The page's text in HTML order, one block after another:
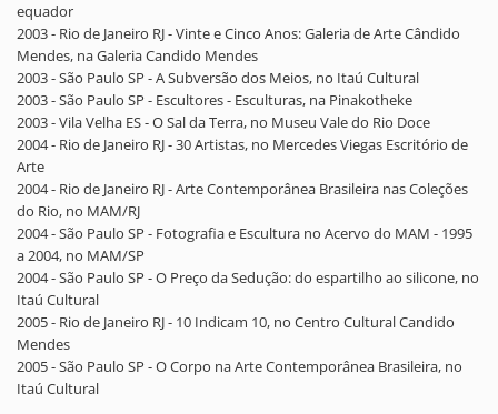
equador
2003 - Rio de Janeiro RJ - Vinte e Cinco Anos: Galeria de Arte Cândido
Mendes, na Galeria Candido Mendes
2003 - São Paulo SP - A Subversão dos Meios, no Itaú Cultural
2003 - São Paulo SP - Escultores - Esculturas, na Pinakotheke
2003 - Vila Velha ES - O Sal da Terra, no Museu Vale do Rio Doce
2004 - Rio de Janeiro RJ - 30 Artistas, no Mercedes Viegas Escritório de
Arte
2004 - Rio de Janeiro RJ - Arte Contemporânea Brasileira nas Coleções
do Rio, no MAM/RJ
2004 - São Paulo SP - Fotografia e Escultura no Acervo do MAM - 1995
a 2004, no MAM/SP
2004 - São Paulo SP - O Preço da Sedução: do espartilho ao silicone, no
Itaú Cultural
2005 - Rio de Janeiro RJ - 10 Indicam 10, no Centro Cultural Candido
Mendes
2005 - São Paulo SP - O Corpo na Arte Contemporânea Brasileira, no
Itaú Cultural